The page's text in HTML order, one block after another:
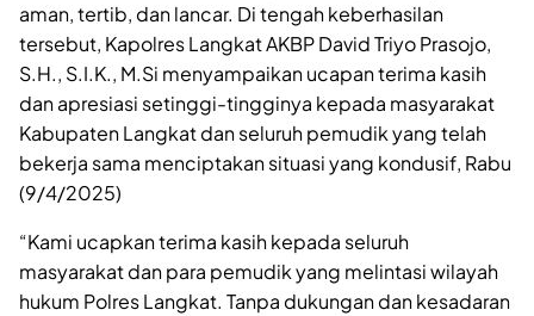
aman, tertib, dan lancar. Di tengah keberhasilan
tersebut, Kapolres Langkat AKBP David Triyo Prasojo,
S.H., S.I.K., M.Si menyampaikan ucapan terima kasih
dan apresiasi setinggi-tingginya kepada masyarakat
Kabupaten Langkat dan seluruh pemudik yang telah
bekerja sama menciptakan situasi yang kondusif, Rabu
(9/4/2025)
“Kami ucapkan terima kasih kepada seluruh
masyarakat dan para pemudik yang melintasi wilayah
hukum Polres Langkat. Tanpa dukungan dan kesadaran